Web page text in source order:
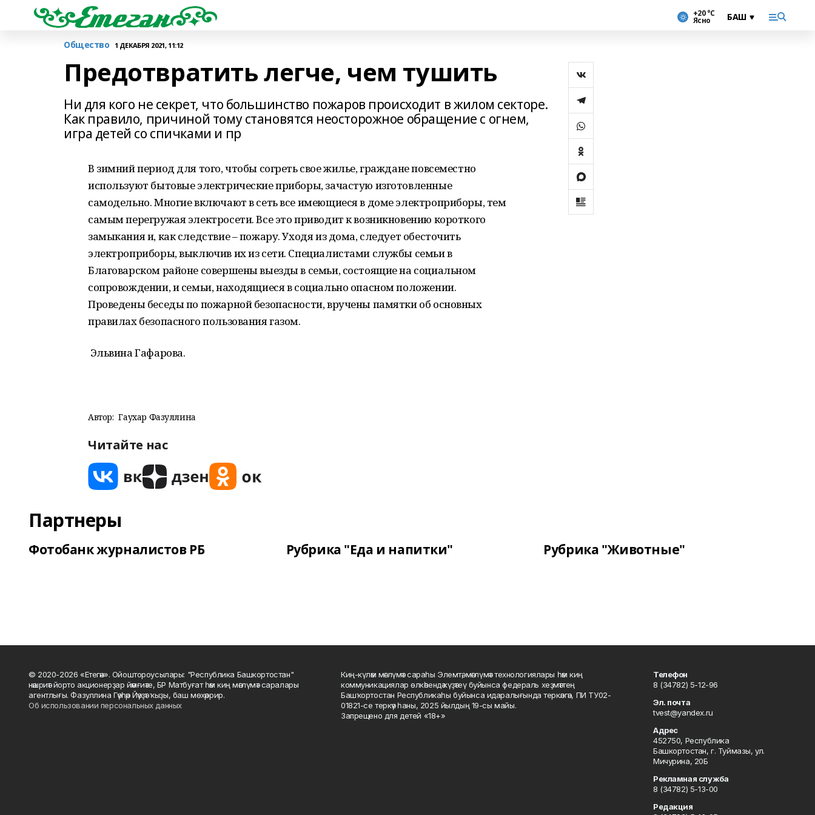
+20 °С
Ясно
Общество 1 ДЕКАБРЯ 2021, 11:12
Предотвратить легче, чем тушить
Ни для кого не секрет, что большинство пожаров происходит в жилом секторе.
Как правило, причиной тому становятся неосторожное обращение с огнем,
игра детей со спичками и пр
В зимний период для того, чтобы согреть свое жилье, граждане повсеместно
используют бытовые электрические приборы, зачастую изготовленные
самодельно. Многие включают в сеть все имеющиеся в доме электроприборы, тем
самым перегружая электросети. Все это приводит к возникновению короткого
замыкания и, как следствие – пожару. Уходя из дома, следует обесточить
электроприборы, выключив их из сети. Специалистами службы семьи в
Благоварском районе совершены выезды в семьи, состоящие на социальном
сопровождении, и семьи, находящиеся в социально опасном положении.
Проведены беседы по пожарной безопасности, вручены памятки об основных
правилах безопасного пользования газом.
Эльвина Гафарова.
Автор: Гаухар Фазуллина
Читайте нас
Партнеры
Фотобанк журналистов РБ Рубрика "Еда и напитки" Рубрика "Животные"
© 2020-2026 «Етегән». Ойоштороусылары: "Республика Башкортостан"
нәшриәт йорто акционерҙар йәмғиәте, БР Матбуғат һәм киң мәғлүмәт саралары
агентлығы. Фазуллина Гәүһәр Йәүҙәт ҡыҙы, баш мөхәррир.
Об использовании персональных данных
Киң-күләм мәғлүмәт сараһы Элемтә, мәғлүмәт технологиялары һәм киң
коммуникациялар өлкәһендә күҙәтеү буйынса федераль хеҙмәттең
Башҡортостан Республикаһы буйынса идаралығында теркәлгән, ПИ ТУ02-
01821-се теркәү һаны, 2025 йылдың 19-сы майы.
Запрещено для детей «18+»
Телефон
8 (34782) 5-12-96
Эл. почта
tvest@yandex.ru
Адрес
452750, Республика
Башкортостан, г. Туймазы, ул.
Мичурина, 20Б
Рекламная служба
8 (34782) 5-13-00
Редакция